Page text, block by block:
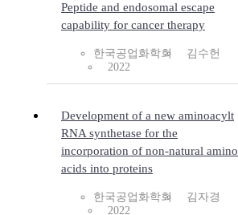
Peptide and endosomal escape
capability for cancer therapy
한국공업화학회
김수헌
2022
Development of a new aminoacylt
RNA synthetase for the
incorporation of non-natural amino
acids into proteins
한국공업화학회
김자경
2022